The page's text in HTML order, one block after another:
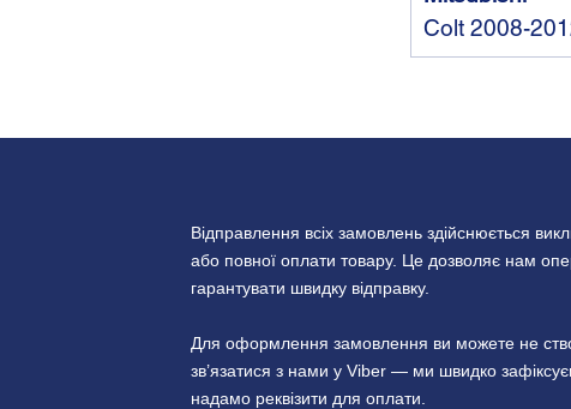
Colt 2008-
Відправлення всіх замовлень здійснюється
або повної оплати товару. Це дозволяє нам
гарантувати швидку відправку.
Для оформлення замовлення ви можете не
зв’язатися з нами у Viber — ми швидко
надамо реквізити для оплати.